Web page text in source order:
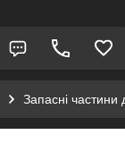
Запасні частини